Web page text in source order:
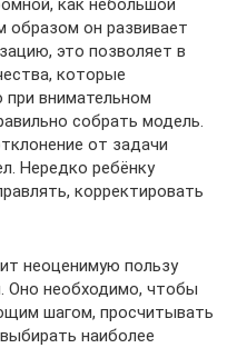
как небольшой
образом он развивает
это позволяет в
которые
при внимательном
собрать модель.
от задачи
Нередко ребёнку
корректировать
неоценимую пользу
Оно необходимо, чтобы
шагом, просчитывать
наиболее